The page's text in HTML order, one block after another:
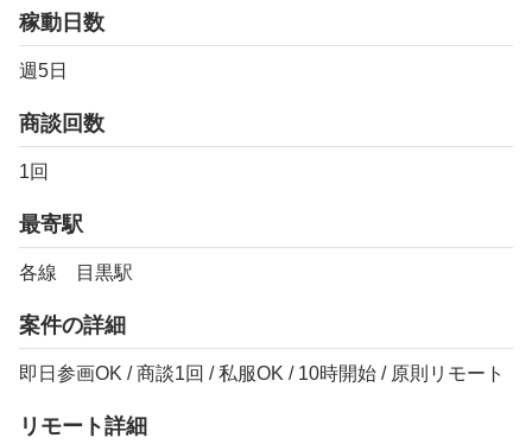
稼動日数
週5日
商談回数
1回
最寄駅
各線 目黒駅
案件の詳細
即日参画OK / 商談1回 / 私服OK / 10時開始 / 原則リモート
リモート詳細